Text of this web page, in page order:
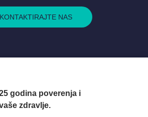
KONTAKTIRAJTE NAS
godina poverenja i
zdravlje.